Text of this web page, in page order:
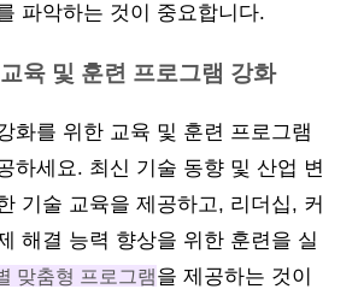
파악하는 것이 중요합니다.
육 및 훈련 프로그램 강화
화를 위한 교육 및 훈련 프로그램
하세요. 최신 기술 동향 및 산업 변
기술 교육을 제공하고, 리더십, 커
해결 능력 향상을 위한 훈련을 실
맞춤형 프로그램을 제공하는 것이